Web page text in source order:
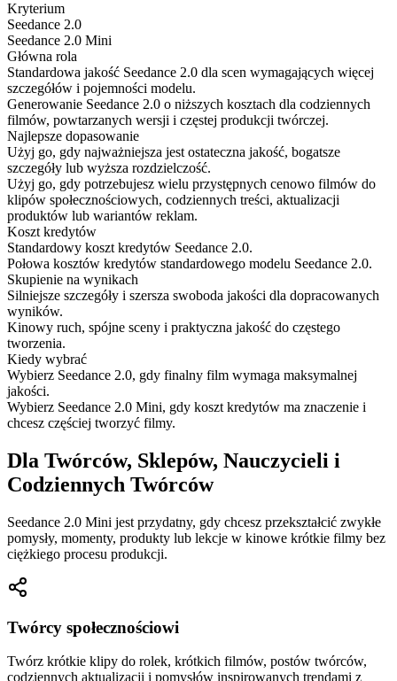
Kryterium
Seedance 2.0
Seedance 2.0 Mini
Główna rola
Standardowa jakość Seedance 2.0 dla scen wymagających więcej
szczegółów i pojemności modelu.
Generowanie Seedance 2.0 o niższych kosztach dla codziennych
filmów, powtarzanych wersji i częstej produkcji twórczej.
Najlepsze dopasowanie
Użyj go, gdy najważniejsza jest ostateczna jakość, bogatsze
szczegóły lub wyższa rozdzielczość.
Użyj go, gdy potrzebujesz wielu przystępnych cenowo filmów do
klipów społecznościowych, codziennych treści, aktualizacji
produktów lub wariantów reklam.
Koszt kredytów
Standardowy koszt kredytów Seedance 2.0.
Połowa kosztów kredytów standardowego modelu Seedance 2.0.
Skupienie na wynikach
Silniejsze szczegóły i szersza swoboda jakości dla dopracowanych
wyników.
Kinowy ruch, spójne sceny i praktyczna jakość do częstego
tworzenia.
Kiedy wybrać
Wybierz Seedance 2.0, gdy finalny film wymaga maksymalnej
jakości.
Wybierz Seedance 2.0 Mini, gdy koszt kredytów ma znaczenie i
chcesz częściej tworzyć filmy.
Dla Twórców, Sklepów, Nauczycieli i
Codziennych Twórców
Seedance 2.0 Mini jest przydatny, gdy chcesz przekształcić zwykłe
pomysły, momenty, produkty lub lekcje w kinowe krótkie filmy bez
ciężkiego procesu produkcji.
Twórcy społecznościowi
Twórz krótkie klipy do rolek, krótkich filmów, postów twórców,
codziennych aktualizacji i pomysłów inspirowanych trendami z